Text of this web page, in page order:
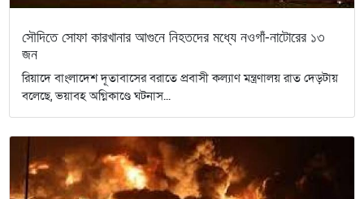
সৌদিতে সোফা কারখানার আগুনে নিহতদের মধ্যে নওগাঁ-নাটোরের ১৩
জন
রিয়াদে বাংলাদেশ দূতাবাসের বরাতে প্রবাসী কল্যাণ মন্ত্রণালয় রাত দেড়টায়
বলেছে, ভয়াবহ অগ্নিকাণ্ডে ঘটনাস...